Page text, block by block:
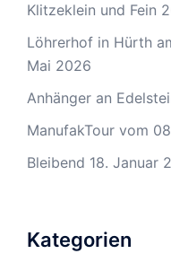
Klitzeklein und Fein
Löhrerhof in Hürth
Mai 2026
Anhänger an
ManufakTour vom
Bleibend 18. Januar
Kategorien